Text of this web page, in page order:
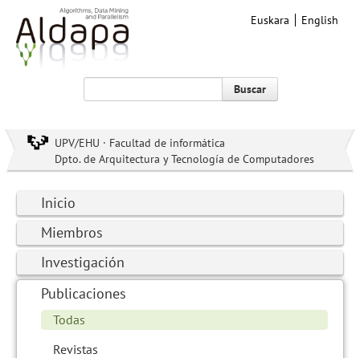
Euskara English
Buscar
UPV/EHU · Facultad de informática
Dpto. de Arquitectura y Tecnología de Computadores
Inicio
Miembros
Investigación
Publicaciones
Todas
Revistas